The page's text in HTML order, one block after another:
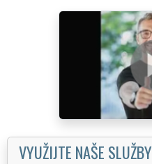
VYUŽIJTE NAŠE SLUŽBY